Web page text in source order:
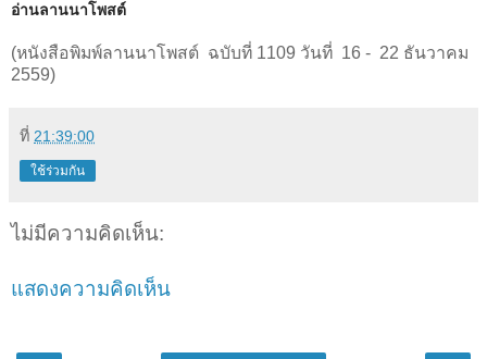
อ่านลานนาโพสต์
(หนังสือพิมพ์ลานนาโพสต์ ฉบับที่ 1109 วันที่ 16 - 22 ธันวาคม
2559)
ที่ 21:39:00
ใช้ร่วมกัน
ไม่มีความคิดเห็น:
แสดงความคิดเห็น